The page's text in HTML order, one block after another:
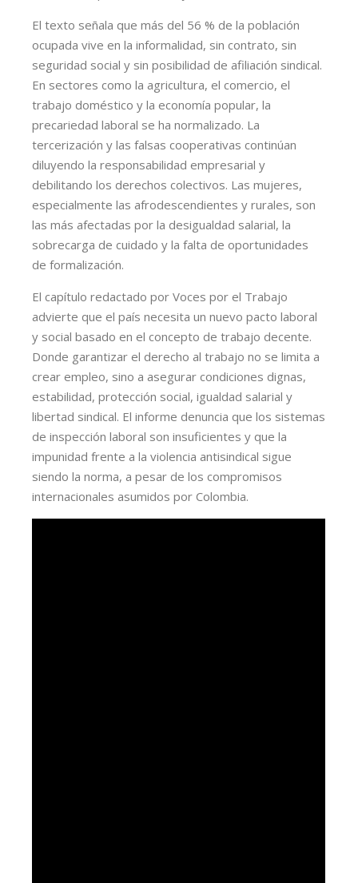
El texto señala que más del 56 % de la población
ocupada vive en la informalidad, sin contrato, sin
seguridad social y sin posibilidad de afiliación sindical.
En sectores como la agricultura, el comercio, el
trabajo doméstico y la economía popular, la
precariedad laboral se ha normalizado. La
tercerización y las falsas cooperativas continúan
diluyendo la responsabilidad empresarial y
debilitando los derechos colectivos. Las mujeres,
especialmente las afrodescendientes y rurales, son
las más afectadas por la desigualdad salarial, la
sobrecarga de cuidado y la falta de oportunidades
de formalización.
El capítulo redactado por Voces por el Trabajo
advierte que el país necesita un nuevo pacto laboral
y social basado en el concepto de trabajo decente.
Donde garantizar el derecho al trabajo no se limita a
crear empleo, sino a asegurar condiciones dignas,
estabilidad, protección social, igualdad salarial y
libertad sindical. El informe denuncia que los sistemas
de inspección laboral son insuficientes y que la
impunidad frente a la violencia antisindical sigue
siendo la norma, a pesar de los compromisos
internacionales asumidos por Colombia.